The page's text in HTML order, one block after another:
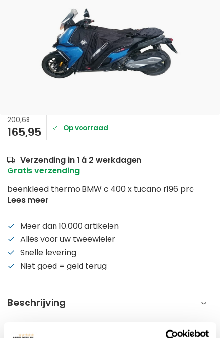
200,68
165,95 Op voorraad
Verzending in 1 á 2 werkdagen
Gratis verzending
beenkleed thermo BMW c 400 x tucano r196 pro
Lees meer
Meer dan 10.000 artikelen
Alles voor uw tweewieler
Snelle levering
Niet goed = geld terug
Beschrijving
Reviews